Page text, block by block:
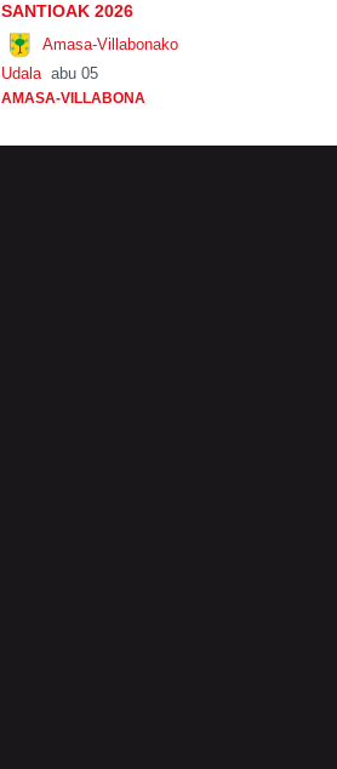
SANTIOAK 2026
Amasa-Villabonako
Udala abu 05
AMASA-VILLABONA